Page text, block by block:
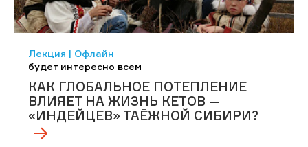
Лекция | Офлайн
будет интересно всем
КАК ГЛОБАЛЬНОЕ ПОТЕПЛЕНИЕ
ВЛИЯЕТ НА ЖИЗНЬ КЕТОВ —
«ИНДЕЙЦЕВ» ТАЁЖНОЙ СИБИРИ?